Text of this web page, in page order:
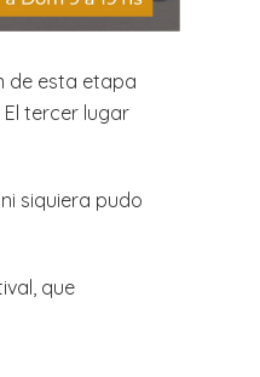
de esta etapa
tercer lugar
siquiera pudo
que